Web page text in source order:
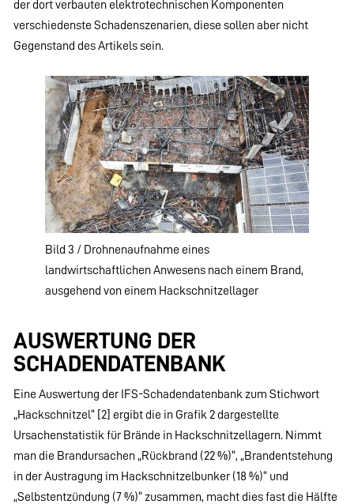
der dort verbauten elektrotechnischen Komponenten
verschiedenste Schadenszenarien, diese sollen aber nicht
Gegenstand des Artikels sein.
Bild 3 / Drohnenaufnahme eines
landwirtschaftlichen Anwesens nach einem Brand,
ausgehend von einem Hackschnitzellager
AUSWERTUNG DER
SCHADENDATENBANK
Eine Auswertung der IFS-Schadendatenbank zum Stichwort
„Hackschnitzel“ [2] ergibt die in Grafik 2 dargestellte
Ursachenstatistik für Brände in Hackschnitzellagern. Nimmt
man die Brandursachen „Rückbrand (22 %)“, „Brandentstehung
in der Austragung im Hackschnitzelbunker (18 %)“ und
„Selbstentzündung (7 %)“ zusammen, macht dies fast die Hälfte